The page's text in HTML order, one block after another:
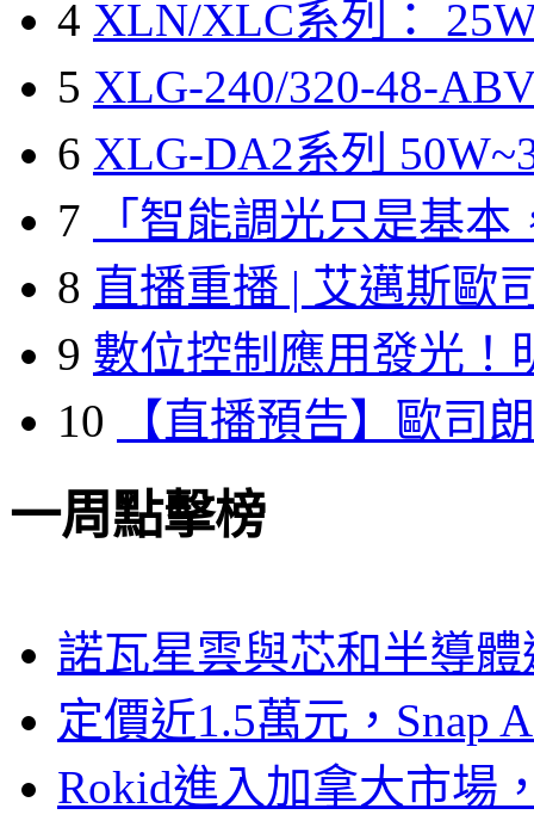
4 XLN/XLC系列：
5 XLG-240/320-48-
6 XLG-DA2系列
7
「智能調光只是基本
8 直播重播 | 艾邁斯歐
9 數位控制應用發光！
10
【直播預告】歐司
一周點擊榜
諾瓦星雲與芯和半導
定價近1.5萬元，Snap
Rokid進入加拿大市場